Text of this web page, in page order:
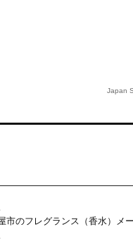
Japan
市のフレグランス（香水）メ